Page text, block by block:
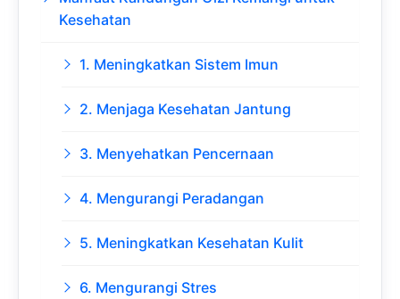
Kesehatan
1. Meningkatkan Sistem Imun
2. Menjaga Kesehatan Jantung
3. Menyehatkan Pencernaan
4. Mengurangi Peradangan
5. Meningkatkan Kesehatan Kulit
6. Mengurangi Stres